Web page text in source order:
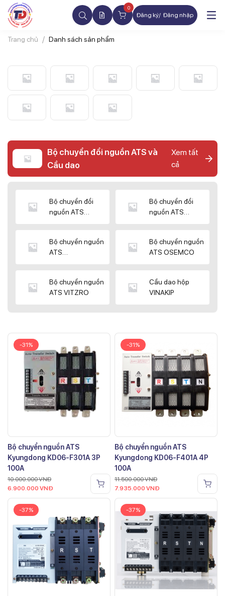
0
Đăng ký Đăng nhập
Trang chủ Danh sách sản phẩm
Bộ chuyển đổi nguồn ATS và
Cầu dao
Xem tất
cả
Bộ chuyển đổi
nguồn ATS
Bộ chuyển đổi
nguồn ATS
Bộ chuyển nguồn
ATS
Bộ chuyển nguồn
ATS OSEMCO
Bộ chuyển nguồn
ATS VITZRO
Cầu dao hộp
VINAKIP
-31%
Bộ chuyển nguồn ATS
Kyungdong KD06-F301A 3P
100A
10.000.000VNĐ
6.900.000 VNĐ
-31%
Bộ chuyển nguồn ATS
Kyungdong KD06-F401A 4P
100A
11.500.000VNĐ
7.935.000 VNĐ
-37% -37%